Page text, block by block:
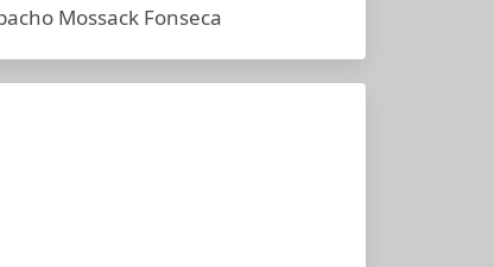
Mossack Fonseca